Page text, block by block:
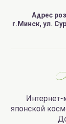
Адрес
г.Минск, ул.
Интернет-
японской